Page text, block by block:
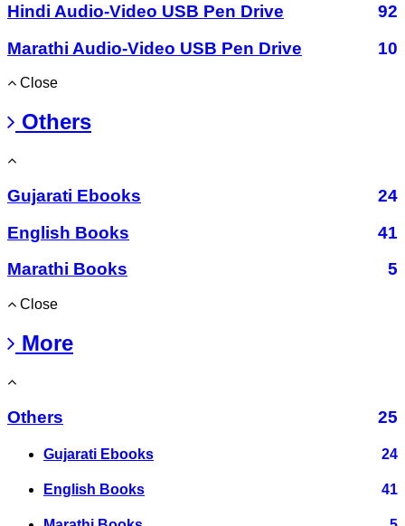
Hindi Audio-Video USB Pen Drive
92
Marathi Audio-Video USB Pen Drive
10
Close
Others
Gujarati Ebooks
24
English Books
41
Marathi Books
5
Close
More
Others 25
Gujarati Ebooks 24
English Books 41